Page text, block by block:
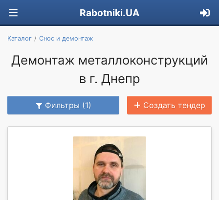
Rabotniki.UA
Каталог Снос и демонтаж
Демонтаж металлоконструкций
в г. Днепр
Фильтры (1) Создать тендер